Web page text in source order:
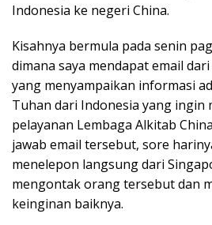
Indonesia ke negeri China.
Kisahnya bermula pada senin
dimana saya mendapat email
yang menyampaikan informasi
Tuhan dari Indonesia yang ingin
pelayanan Lembaga Alkitab
jawab email tersebut, sore
menelepon langsung dari
mengontak orang tersebut dan
keinginan baiknya.